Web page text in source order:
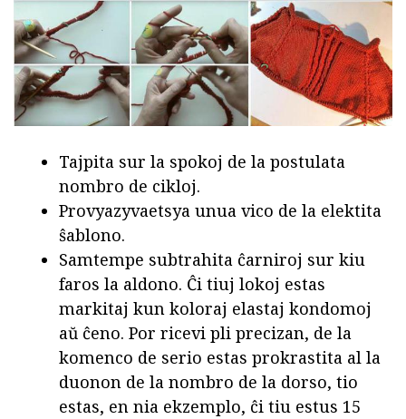
Tajpita sur la spokoj de la postulata
nombro de cikloj.
Provyazyvaetsya unua vico de la elektita
ŝablono.
Samtempe subtrahita ĉarniroj sur kiu
faros la aldono. Ĉi tiuj lokoj estas
markitaj kun koloraj elastaj kondomoj
aŭ ĉeno. Por ricevi pli precizan, de la
komenco de serio estas prokrastita al la
duonon de la nombro de la dorso, tio
estas, en nia ekzemplo, ĉi tiu estus 15